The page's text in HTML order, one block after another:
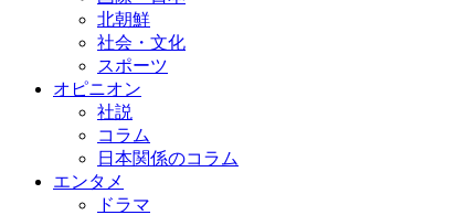
北朝鮮
社会・文化
スポーツ
オピニオン
社説
コラム
日本関係のコラム
エンタメ
ドラマ